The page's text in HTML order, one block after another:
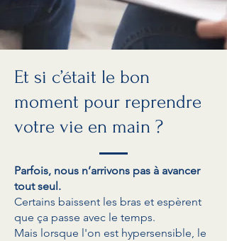
Et si c’était le bon
moment pour reprendre
votre vie en main ?
Parfois, nous n’arrivons pas à avancer
tout seul.
Certains baissent les bras et espèrent
que ça passe avec le temps.
Mais lorsque l'on est hypersensible, le